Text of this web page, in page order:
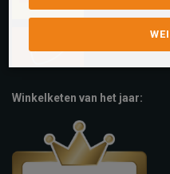
Winkelketen van het jaar: